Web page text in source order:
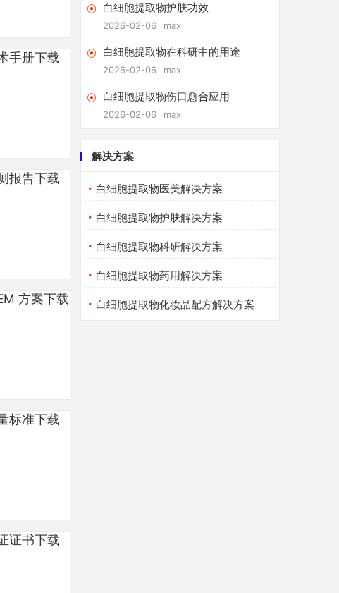
白细胞提取物护肤功效
2026-02-06 max
白细胞提取物在科研中的用途
2026-02-06 max
白细胞提取物伤口愈合应用
2026-02-06 max
解决方案
白细胞提取物医美解决方案
白细胞提取物护肤解决方案
白细胞提取物科研解决方案
白细胞提取物药用解决方案
白细胞提取物化妆品配方解决方案